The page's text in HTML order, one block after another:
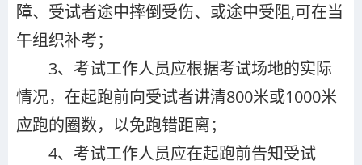
障、受试者途中摔倒受伤、或途中受阻,可在当
午组织补考；
3、考试工作人员应根据考试场地的实际
情况，在起跑前向受试者讲清800米或1000米
应跑的圈数，以免跑错距离；
4、考试工作人员应在起跑前告知受试